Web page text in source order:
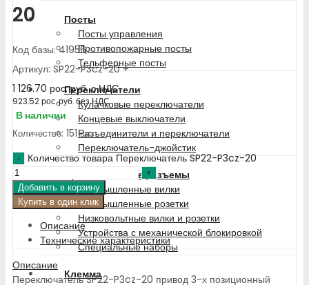
Посты
Посты управления
Противопожарные посты
Тельферные посты
Переключатели
Кулачковые переключатели
Концевые выключатели
Разъединители и переключатели
Переключатель-джойстик
Промышленные разъемы
Промышленные вилки
Промышленные розетки
Низковольтные вилки и розетки
Устройства с механической блокировкой
Специальные наборы
Клемма
20
Код базы: 41956
Артикул: SP22-P3cz-20 +
1 126.70 рос. руб.с НДС
923.52рос. руб.без НДС
В наличии
Количество: 151 шт.
Количество товара Переключатель SP22-P3cz-20
Добавить в корзину
Купить в один клик
Описание
Технические характеристики
Описание
Переключатель SP22-P3cz-20 привод 3-х позиционный